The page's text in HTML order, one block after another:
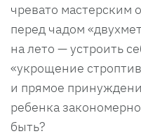
чревато мастерским
перед чадом
на лето — устроить
«укрощение
и прямое
ребенка
быть?